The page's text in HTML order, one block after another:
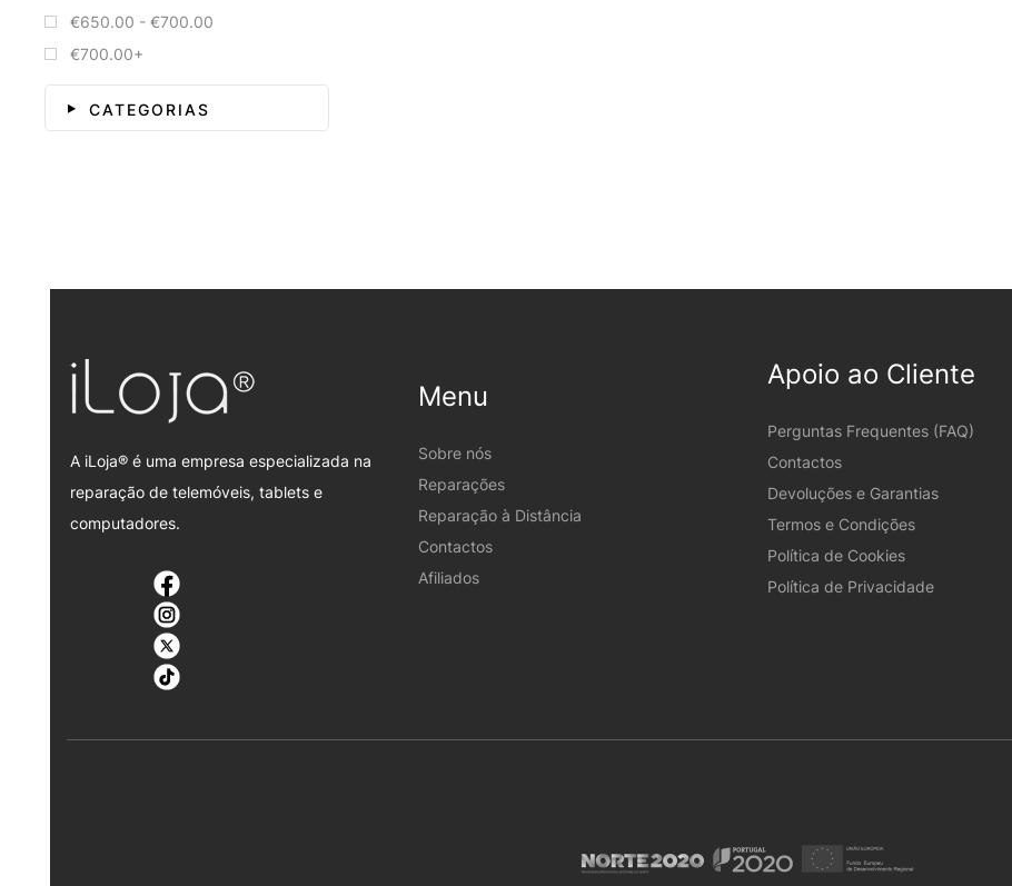
€650.00 - €700.00
€700.00+
CATEGORIAS
A iLoja® é uma empresa especializada na
reparação de telemóveis, tablets e
computadores.
Menu
Sobre nós
Reparações
Reparação à Distância
Contactos
Afiliados
Apoio ao Cliente
Perguntas Frequentes (FAQ)
Contactos
Devoluções e Garantias
Termos e Condições
Política de Cookies
Política de Privacidade